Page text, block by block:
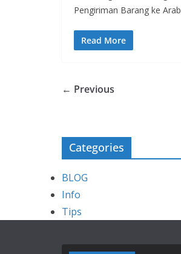
Pengiriman Barang ke Arab
Read More
← Previous
Categories
BLOG
Info
Tips